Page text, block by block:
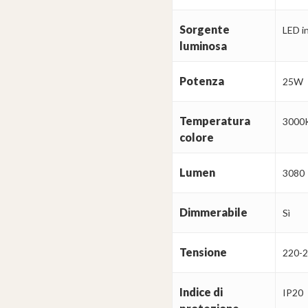
Sorgente
luminosa
LED
Potenza 25W
Temperatura
colore
Lumen 3080
Dimmerabile Sì
Tensione 220-
Indice di
IP20